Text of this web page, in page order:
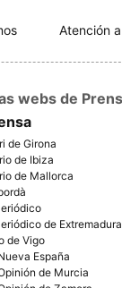
Atención
webs de
de Girona
de Ibiza
de Mallorca
de Extremadura
de Vigo
España
de Murcia